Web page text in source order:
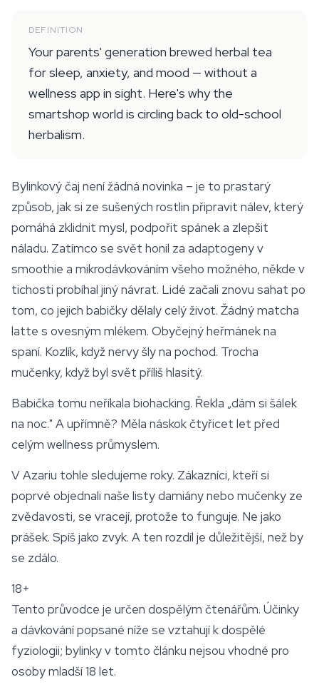
DEFINITION
Your parents' generation brewed herbal tea
for sleep, anxiety, and mood — without a
wellness app in sight. Here's why the
smartshop world is circling back to old-school
herbalism.
Bylinkový čaj není žádná novinka – je to prastarý
způsob, jak si ze sušených rostlin připravit nálev, který
pomáhá zklidnit mysl, podpořit spánek a zlepšit
náladu. Zatímco se svět honil za adaptogeny v
smoothie a mikrodávkováním všeho možného, někde v
tichosti probíhal jiný návrat. Lidé začali znovu sahat po
tom, co jejich babičky dělaly celý život. Žádný matcha
latte s ovesným mlékem. Obyčejný heřmánek na
spaní. Kozlík, když nervy šly na pochod. Trocha
mučenky, když byl svět příliš hlasitý.
Babička tomu neříkala biohacking. Řekla „dám si šálek
na noc." A upřímně? Měla náskok čtyřicet let před
celým wellness průmyslem.
V Azariu tohle sledujeme roky. Zákazníci, kteří si
poprvé objednali naše listy damiány nebo mučenky ze
zvědavosti, se vracejí, protože to funguje. Ne jako
prášek. Spíš jako zvyk. A ten rozdíl je důležitější, než by
se zdálo.
18+
Tento průvodce je určen dospělým čtenářům. Účinky
a dávkování popsané níže se vztahují k dospělé
fyziologii; bylinky v tomto článku nejsou vhodné pro
osoby mladší 18 let.